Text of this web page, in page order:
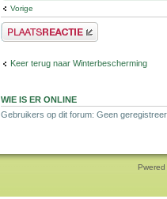
Vorige
Plaats een reactie
Keer terug naar Winterbescherming
WIE IS ER ONLINE
Gebruikers op dit forum: Geen